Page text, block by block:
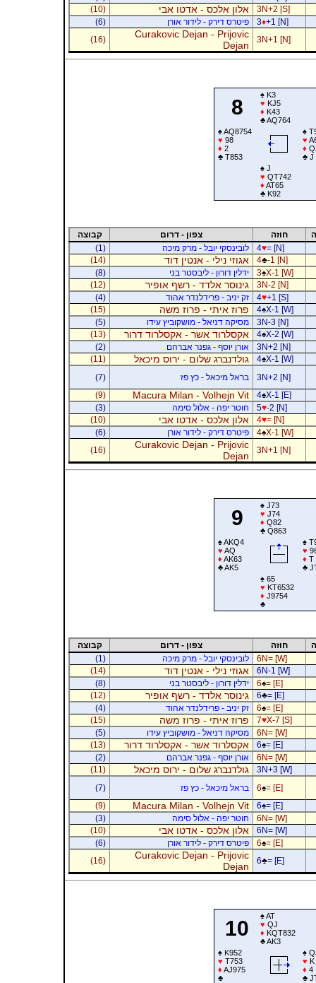
3N+2 [S]
אלון אלכס - אדטו אבי
(10)
3♦+1 [N] פיטרס דירק - לידור אורן
(6)
3N+1 [N]
Curakovic Dejan - Prijovic
Dejan
(16)
8
♠K3
♥ KJ5
♦ K43
♣AQ764
♠AQ8754
♥ 98
♦ 2
♣T853
♠
♥
♦
♣J
♠J
♥ QT742
♦ AT65
♣K92
חוזה צפון - דרום
קבוצה
4♥= [N] לובינסקי יובל - מרק מיכה
(1)
4♣-1 [N] אגוזי נילי - אנטין דוד
(14)
3♠X-1 [W] ידלין דורון - ליבסטר בני
(8)
3N-2 [N]
גינוסר אלדד - רשף אופיר
(12)
4♥+1 [S] זק יניב - פרידלנדר אהוד
(4)
4♠X-1 [W] פרוז איתי - פרוז משה
(15)
3N-3 [N]
מסיקה דניאל - מושקוביץ עידו
(5)
4♠X-2 [W] אקסלרוד אשר - אקסלרוד דרור
(13)
3N+2 [N]
אורן יוסף - גפנר אברהם
(2)
4♠X-1 [W] גולדנברג שלום - ירוס מיכאל
(11)
3N+2 [N]
בראל מיכאל - כץ פז
(7)
4♠X-1 [E]
Macura Milan - Volhejn Vit
(9)
5♥-2 [N] חוטר יפה - אלול סימה
(3)
4♥= [N] אלון אלכס - אדטו אבי
(10)
4♠X-1 [W] פיטרס דירק - לידור אורן
(6)
3N+1 [N]
Curakovic Dejan - Prijovic
Dejan
(16)
9
♠J73
♥ J74
♦ Q82
♣Q863
♠AKQ4
♥ AQ
♦ AK63
♣AK5
♠
♥
♦ T
♣
♠65
♥ KT6532
♦ J9754
♣
חוזה צפון - דרום
קבוצה
6N= [W]
לובינסקי יובל - מרק מיכה
(1)
6N-1 [W]
אגוזי נילי - אנטין דוד
(14)
6♠= [E] ידלין דורון - ליבסטר בני
(8)
6♣= [E] גינוסר אלדד - רשף אופיר
(12)
6♠= [E] זק יניב - פרידלנדר אהוד
(4)
7♥X-7 [S] פרוז איתי - פרוז משה
(15)
6N= [W]
מסיקה דניאל - מושקוביץ עידו
(5)
6♠= [E] אקסלרוד אשר - אקסלרוד דרור
(13)
6N= [W]
אורן יוסף - גפנר אברהם
(2)
3N+3 [W]
גולדנברג שלום - ירוס מיכאל
(11)
6♠= [E] בראל מיכאל - כץ פז
(7)
6♠= [E]
Macura Milan - Volhejn Vit
(9)
6N= [W]
חוטר יפה - אלול סימה
(3)
6N= [W]
אלון אלכס - אדטו אבי
(10)
6♠= [E] פיטרס דירק - לידור אורן
(6)
6♣= [E]
Curakovic Dejan - Prijovic
Dejan
(16)
10
♠AT
♥ QJ
♦ KQT832
♣AK3
♠K952
♥ T753
♦ AJ975
♣
♠
♥ K
♦ 4
♣